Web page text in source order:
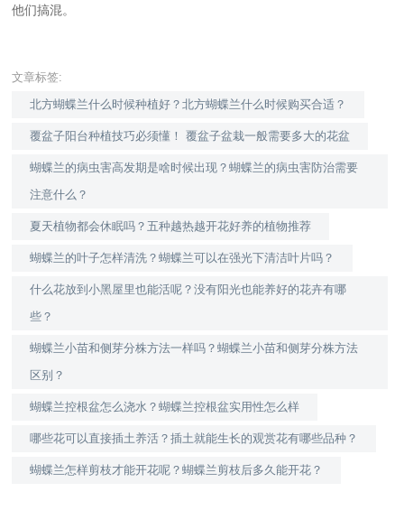
他们搞混。
文章标签:
北方蝴蝶兰什么时候种植好？北方蝴蝶兰什么时候购买合适？
覆盆子阳台种植技巧必须懂！ 覆盆子盆栽一般需要多大的花盆
蝴蝶兰的病虫害高发期是啥时候出现？蝴蝶兰的病虫害防治需要
注意什么？
夏天植物都会休眠吗？五种越热越开花好养的植物推荐
蝴蝶兰的叶子怎样清洗？蝴蝶兰可以在强光下清洁叶片吗？
什么花放到小黑屋里也能活呢？没有阳光也能养好的花卉有哪
些？
蝴蝶兰小苗和侧芽分株方法一样吗？蝴蝶兰小苗和侧芽分株方法
区别？
蝴蝶兰控根盆怎么浇水？蝴蝶兰控根盆实用性怎么样
哪些花可以直接插土养活？插土就能生长的观赏花有哪些品种？
蝴蝶兰怎样剪枝才能开花呢？蝴蝶兰剪枝后多久能开花？